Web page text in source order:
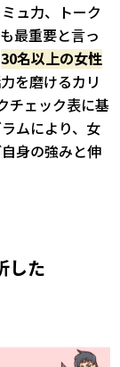
ュ力、トーク
最重要と言っ
30名以上の女性
を磨けるカリ
チェック表に基
ムにより、女
身の強みと伸
した